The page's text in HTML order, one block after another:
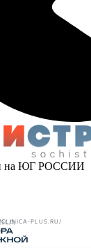
на ЮГ РОССИИ
PLUS.RU/